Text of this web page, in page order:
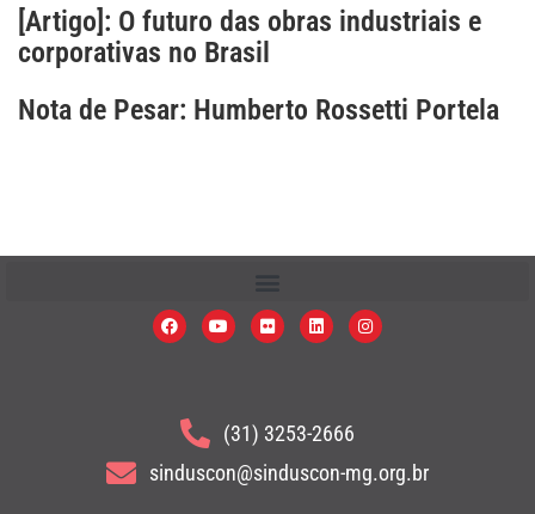
[Artigo]: O futuro das obras industriais e
corporativas no Brasil
Nota de Pesar: Humberto Rossetti Portela
(31) 3253-2666
sinduscon@sinduscon-mg.org.br